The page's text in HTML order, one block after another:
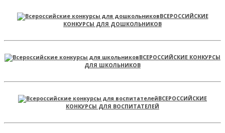
ВСЕРОССИЙСКИЕ
КОНКУРСЫ ДЛЯ ДОШКОЛЬНИКОВ
ВСЕРОССИЙСКИЕ КОНКУРСЫ
ДЛЯ ШКОЛЬНИКОВ
ВСЕРОССИЙСКИЕ
КОНКУРСЫ ДЛЯ ВОСПИТАТЕЛЕЙ